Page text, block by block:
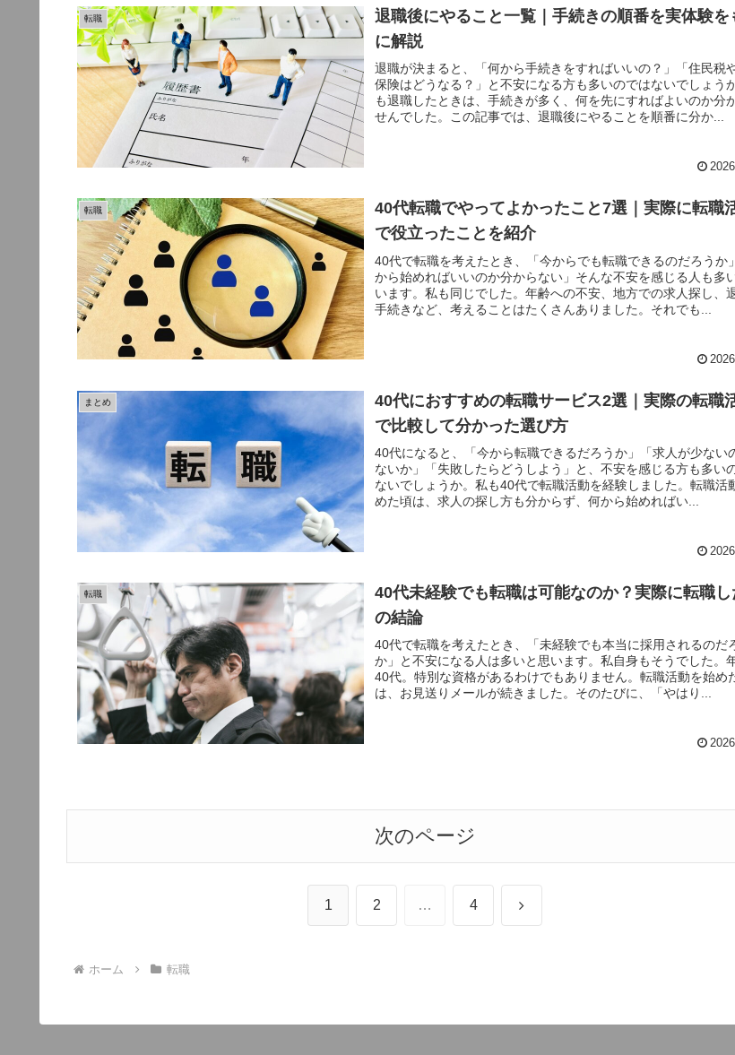
転職
退職後にやること一覧｜手続きの順番を実体験を
に解説
退職が決まると、「何から手続きをすればいいの？」「住民税
保険はどうなる？」と不安になる方も多いのではないでしょう
も退職したときは、手続きが多く、何を先にすればよいのか分
せんでした。この記事では、退職後にやることを順番に分か...
転職
40代転職でやってよかったこと7選｜実際に転職
で役立ったことを紹介
40代で転職を考えたとき、「今からでも転職できるのだろうか
から始めればいいのか分からない」そんな不安を感じる人も多
います。私も同じでした。年齢への不安、地方での求人探し、
手続きなど、考えることはたくさんありました。それでも...
まとめ
40代におすすめの転職サービス2選｜実際の転職
で比較して分かった選び方
40代になると、「今から転職できるだろうか」「求人が少ない
ないか」「失敗したらどうしよう」と、不安を感じる方も多い
ないでしょうか。私も40代で転職活動を経験しました。転職活
めた頃は、求人の探し方も分からず、何から始めればい...
転職
40代未経験でも転職は可能なのか？実際に転職し
の結論
40代で転職を考えたとき、「未経験でも本当に採用されるのだ
か」と不安になる人は多いと思います。私自身もそうでした。
40代。特別な資格があるわけでもありません。転職活動を始め
は、お見送りメールが続きました。そのたびに、「やはり...
次のページ
1 2 … 4 次
ホーム 転職